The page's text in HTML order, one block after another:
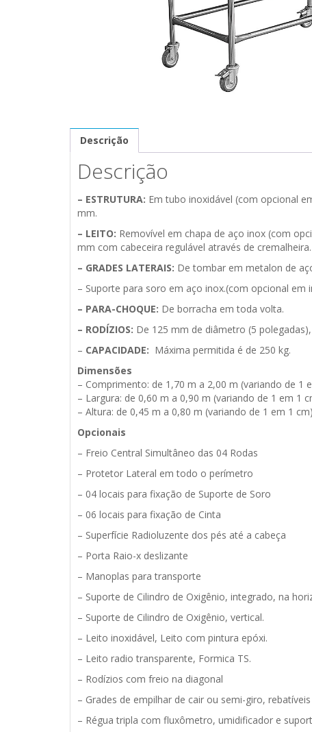
Descrição
Descrição
– ESTRUTURA: Em tubo inoxidável (com opcional
mm.
– LEITO: Removível em chapa de aço inox (com
mm com cabeceira regulável através de cremalheira.
– GRADES LATERAIS: De tombar em metalon de
– Suporte para soro em aço inox.(com opcional em
– PARA-CHOQUE: De borracha em toda volta.
– RODÍZIOS: De 125 mm de diâmetro (5
– CAPACIDADE: Máxima permitida é de 250 kg.
Dimensões
– Comprimento: de 1,70 m a 2,00 m (variando de 1
– Largura: de 0,60 m a 0,90 m (variando de 1 em 1
– Altura: de 0,45 m a 0,80 m (variando de 1 em 1
Opcionais
– Freio Central Simultâneo das 04 Rodas
– Protetor Lateral em todo o perímetro
– 04 locais para fixação de Suporte de Soro
– 06 locais para fixação de Cinta
– Superfície Radioluzente dos pés até a cabeça
– Porta Raio-x deslizante
– Manoplas para transporte
– Suporte de Cilindro de Oxigênio, integrado, na
– Suporte de Cilindro de Oxigênio, vertical.
– Leito inoxidável, Leito com pintura epóxi.
– Leito radio transparente, Formica TS.
– Rodízios com freio na diagonal
– Grades de empilhar de cair ou semi-giro,
– Régua tripla com fluxômetro, umidificador e